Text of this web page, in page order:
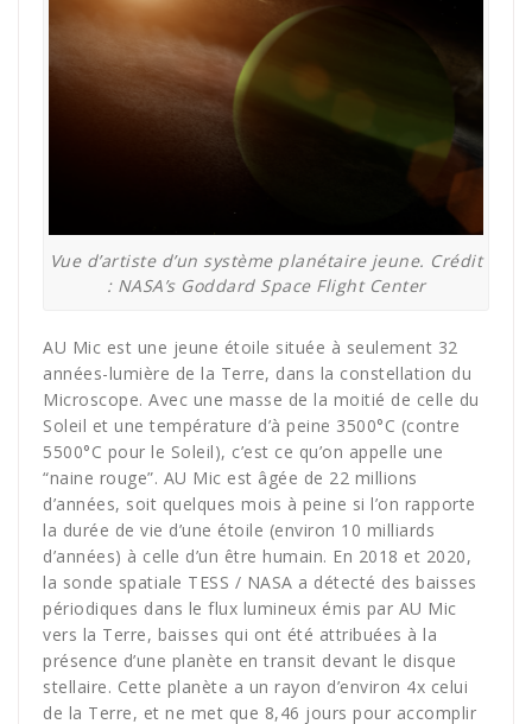
Vue d’artiste d’un système planétaire jeune. Crédit
: NASA’s Goddard Space Flight Center
AU Mic est une jeune étoile située à seulement 32
années-lumière de la Terre, dans la constellation du
Microscope. Avec une masse de la moitié de celle du
Soleil et une température d’à peine 3500°C (contre
5500°C pour le Soleil), c’est ce qu’on appelle une
“naine rouge”. AU Mic est âgée de 22 millions
d’années, soit quelques mois à peine si l’on rapporte
la durée de vie d’une étoile (environ 10 milliards
d’années) à celle d’un être humain. En 2018 et 2020,
la sonde spatiale TESS / NASA a détecté des baisses
périodiques dans le flux lumineux émis par AU Mic
vers la Terre, baisses qui ont été attribuées à la
présence d’une planète en transit devant le disque
stellaire. Cette planète a un rayon d’environ 4x celui
de la Terre, et ne met que 8,46 jours pour accomplir